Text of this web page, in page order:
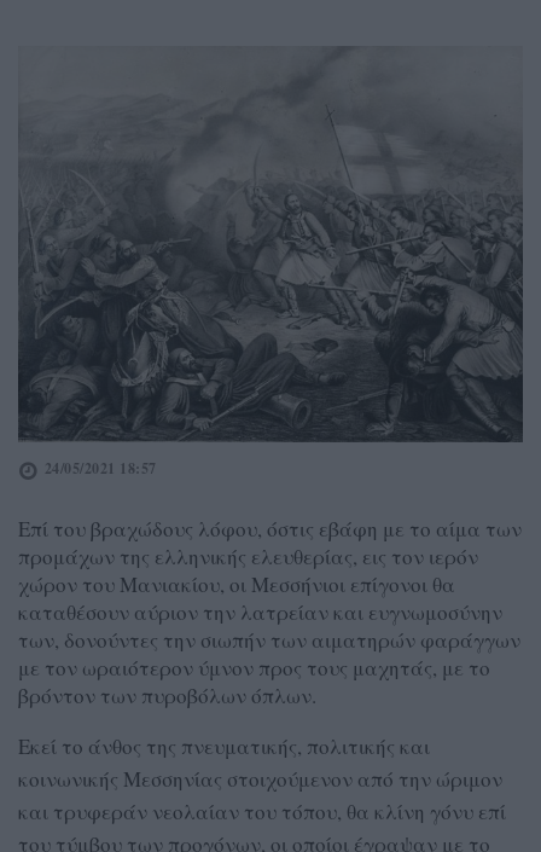
24/05/2021 18:57
Επί του βραχώδους λόφου, όστις εβάφη με το αίμα των
προμάχων της ελληνικής ελευθερίας, εις τον ιερόν
χώρον του Μανιακίου, οι Μεσσήνιοι επίγονοι θα
καταθέσουν αύριον την λατρείαν και ευγνωμοσύνην
των, δονούντες την σιωπήν των αιματηρών φαράγγων
με τον ωραιότερον ύμνον προς τους μαχητάς, με το
βρόντον των πυροβόλων όπλων.
Εκεί το άνθος της πνευματικής, πολιτικής και
κοινωνικής Μεσσηνίας στοιχούμενον από την ώριμον
και τρυφεράν νεολαίαν του τόπου, θα κλίνη γόνυ επί
του τύμβου των προγόνων, οι οποίοι έγραψαν με το